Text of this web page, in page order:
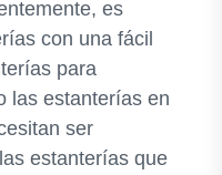
es
con una fácil
para
las estanterías en
ser
estanterías que